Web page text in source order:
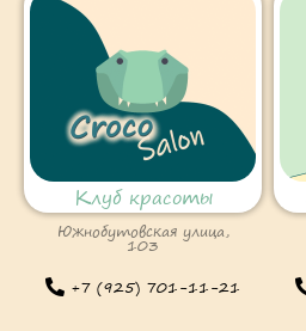
Клуб красоты
Южнобутовская улица,
103
+7 (925) 701-11-21